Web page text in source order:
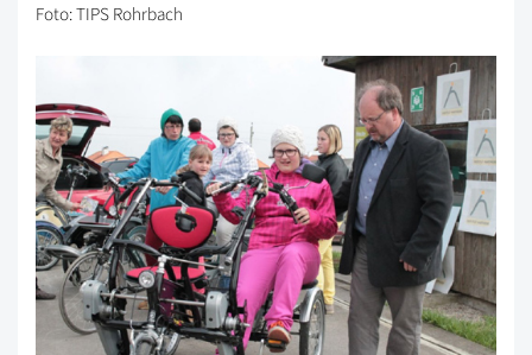
Foto: TIPS Rohrbach